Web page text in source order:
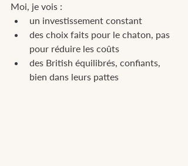
Moi, je vois :
un investissement constant
des choix faits pour le chaton, pas
pour réduire les coûts
des British équilibrés, confiants,
bien dans leurs pattes